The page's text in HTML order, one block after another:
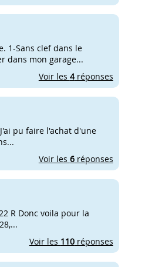
1-Sans clef dans le
dans mon garage...
Voir les 4réponses
pu faire l'achat d'une
Voir les 6réponses
R Donc voila pour la
Voir les 110réponses